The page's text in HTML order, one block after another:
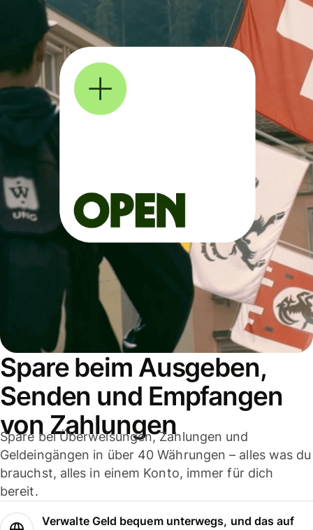
Spare beim Ausgeben,
Senden und Empfangen
von Zahlungen
Spare bei Überweisungen, Zahlungen und
Geldeingängen in über 40 Währungen – alles was du
brauchst, alles in einem Konto, immer für dich
bereit.
Verwalte Geld bequem unterwegs, und das auf